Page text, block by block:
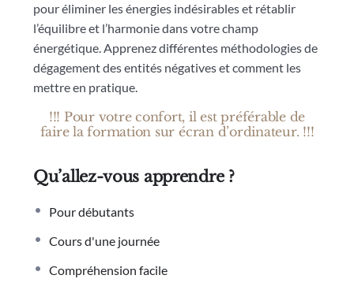
pour éliminer les énergies indésirables et rétablir
l’équilibre et l’harmonie dans votre champ
énergétique. Apprenez différentes méthodologies de
dégagement des entités négatives et comment les
mettre en pratique.
!!! Pour votre confort, il est préférable de
faire la formation sur écran d’ordinateur. !!!
Qu’allez-vous apprendre ?
Pour débutants
Cours d'une journée
Compréhension facile